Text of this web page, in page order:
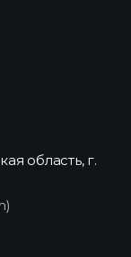
область, г.